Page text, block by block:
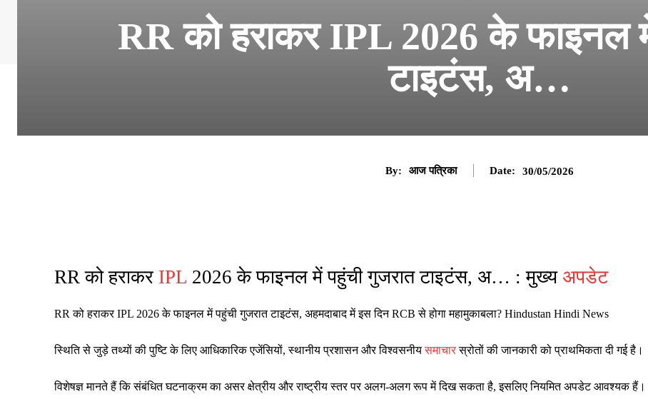
RR को हराकर IPL 2026 के फाइनल
टाइटंस, अ…
By: आज पत्रिका Date: 30/05/2026
RR को हराकर IPL 2026 के फाइनल में पहुंची गुजरात टाइटंस, अ… : मुख्य अपडेट
RR को हराकर IPL 2026 के फाइनल में पहुंची गुजरात टाइटंस, अहमदाबाद में इस दिन RCB से होगा महामुकाबला? Hindustan Hindi News
स्थिति से जुड़े तथ्यों की पुष्टि के लिए आधिकारिक एजेंसियों, स्थानीय प्रशासन और विश्वसनीयसमाचारस्रोतों की जानकारी को प्राथमिकता दी गई है।
विशेषज्ञ मानते हैं कि संबंधित घटनाक्रम का असर क्षेत्रीय और राष्ट्रीय स्तर पर अलग-अलग रूप में दिख सकता है, इसलिए नियमित अपडेट आवश्यक हैं।